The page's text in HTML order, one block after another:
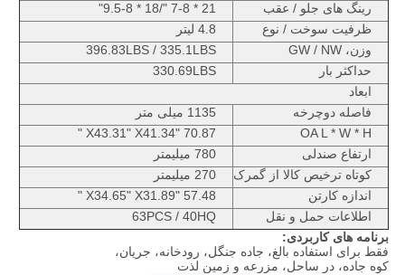
رینگ های جلو / عقب
21 * 7-8 "/18 * 9.5-8"
ظرفیت سوخت / نوع
4.8 لیتر
وزن، GW / NW
396.83LBS / 335.1LBS
حداکثر بار
330.69LBS
ابعاد
فاصله دوچرخه
1135 میلی متر
OA L * W * H
70.87 "X43.31" X41.34 "
ارتفاع صندلی
780 میلیمتر
کوتاه ترخیص کالا از گمرک
270 میلیمتر
اندازه کارتن
57.48 "X34.65" X31.89 "
اطلاعات حمل و نقل
63PCS / 40HQ
برنامه های کاربردی:
فقط برای استفاده بالغ، جاده جنگل، رودخانه، جریان،
کوه جاده، در ساحل، مزرعه و زمین لذت